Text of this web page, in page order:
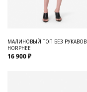
МАЛИНОВЫЙ ТОП БЕЗ РУКАВОВ
HORPHEE
16 900 ₽